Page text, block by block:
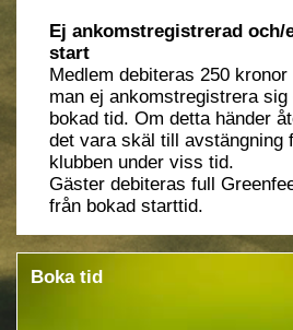
Ej ankomstregistrerad och/
start
Medlem debiteras 250
man ej ankomstregistrera
bokad tid. Om detta händer
det vara skäl till avstängning
klubben under viss tid.
Gäster debiteras full
från bokad starttid.
Boka tid